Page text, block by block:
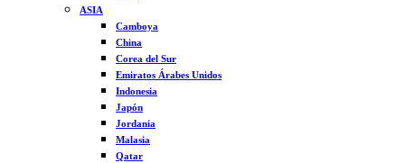
ASIA
Camboya
China
Corea del Sur
Emiratos Árabes Unidos
Indonesia
Japón
Jordania
Malasia
Qatar